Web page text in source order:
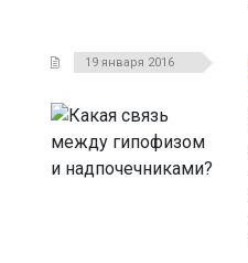
19 января 2016